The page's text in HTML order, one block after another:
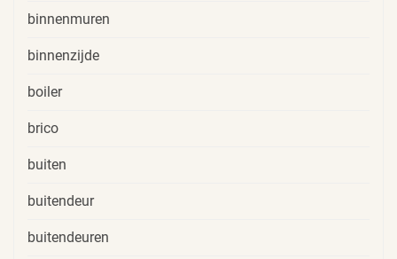
binnenmuren
binnenzijde
boiler
brico
buiten
buitendeur
buitendeuren